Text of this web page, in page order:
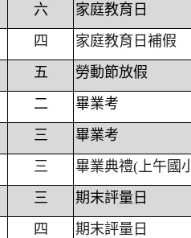
六
家庭教育日
四
家庭教育日補假
五
勞動節放假
二
畢業考
三
畢業考
三
畢業典禮(上午國
三
期末評量日
四
期末評量日